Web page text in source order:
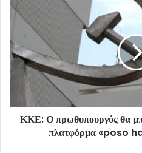
ΚΚΕ: Ο πρωθυπουργός θα
πλατφόρμα «poso